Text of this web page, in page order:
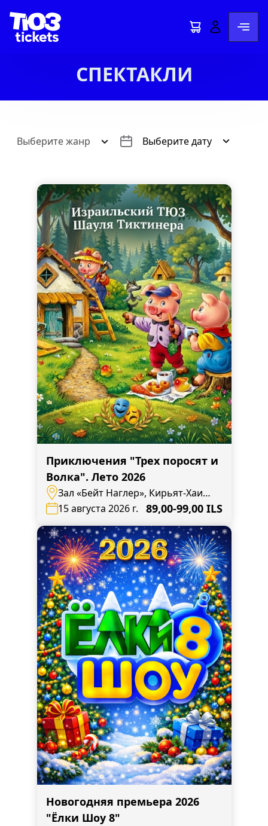
СПЕКТАКЛИ
Выберите жанр Выберите дату
Приключения "Трех поросят и
Волка". Лето 2026
Зал «Бейт Наглер», Кирьят-Хаим,
ул. Бен Цви, 14
15 августа 2026 г. 89,00-99,00 ILS
Новогодняя премьера 2026
"Ёлки Шоу 8"